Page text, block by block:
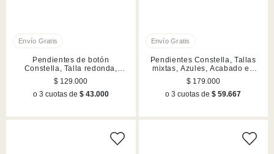
Pendientes de botón
Constella, Talla redonda,
Blancos, Acabado en rodio
$ 129.000
o 3 cuotas de $ 43.000
Pendientes Constella, Tallas
mixtas, Azules, Acabado en
rodio
$ 179.000
o 3 cuotas de$ 59.667